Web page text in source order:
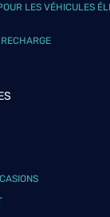
LES VÉHICULES